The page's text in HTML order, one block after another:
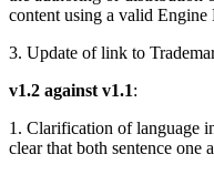
詳しく見る
アプリ内課金
ストアとD2C全体でIAP
イノベーションと車内体
ベストプラクティスガイ
デモ
デモ、サンプル、ビルデ
学生向け
教育者向け
教育を大幅に強化
content using a valid
3. Update of link to
v1.2 against v1.1:
1. Clarification of language
clear that both sentence one